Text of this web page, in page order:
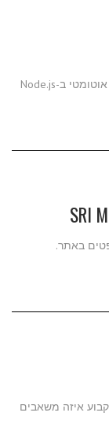
באתר.
איזה משאבים